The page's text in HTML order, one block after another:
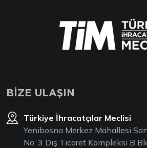
BİZE ULAŞIN
Türkiye İhracatçılar Meclisi
Yenibosna Merkez Mahallesi
No: 3 Dış Ticaret Kompleksi B